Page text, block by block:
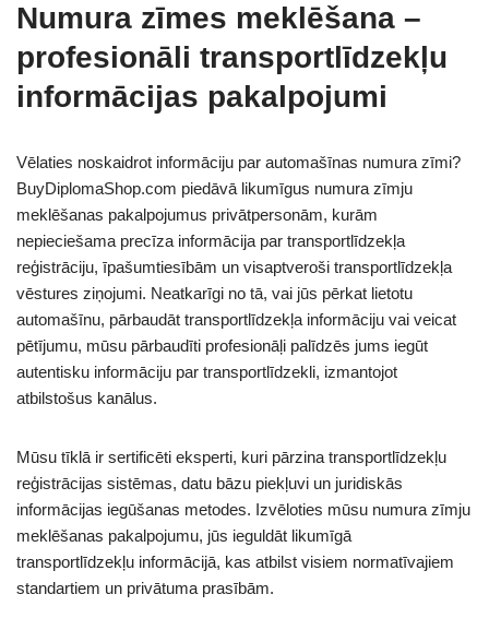
Numura zīmes meklēšana –
profesionāli transportlīdzekļu
informācijas pakalpojumi
Vēlaties noskaidrot informāciju par automašīnas numura zīmi?
BuyDiplomaShop.com piedāvā likumīgus numura zīmju
meklēšanas pakalpojumus privātpersonām, kurām
nepieciešama precīza informācija par transportlīdzekļa
reģistrāciju, īpašumtiesībām un visaptveroši transportlīdzekļa
vēstures ziņojumi. Neatkarīgi no tā, vai jūs pērkat lietotu
automašīnu, pārbaudāt transportlīdzekļa informāciju vai veicat
pētījumu, mūsu pārbaudīti profesionāļi palīdzēs jums iegūt
autentisku informāciju par transportlīdzekli, izmantojot
atbilstošus kanālus.
Mūsu tīklā ir sertificēti eksperti, kuri pārzina transportlīdzekļu
reģistrācijas sistēmas, datu bāzu piekļuvi un juridiskās
informācijas iegūšanas metodes. Izvēloties mūsu numura zīmju
meklēšanas pakalpojumu, jūs ieguldāt likumīgā
transportlīdzekļu informācijā, kas atbilst visiem normatīvajiem
standartiem un privātuma prasībām.